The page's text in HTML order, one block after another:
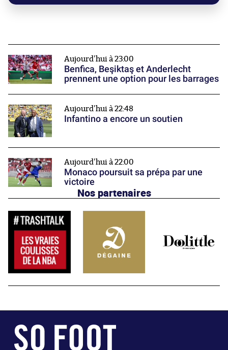
Aujourd'hui à 23:00
Benfica, Beşiktaş et Anderlecht
prennent une option pour les barrages
Aujourd'hui à 22:48
Infantino a encore un soutien
Aujourd'hui à 22:00
Monaco poursuit sa prépa par une
victoire
Nos partenaires